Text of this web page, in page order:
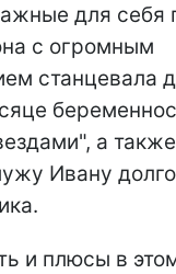
для себя
с огромным
станцевала
а
Ивану
и плюсы в